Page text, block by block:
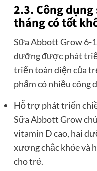
2.3. Công
tháng có tốt
Sữa Abbott Grow 6-
dưỡng được phát
triển toàn diện của
phẩm có nhiều công
Hỗ trợ phát triển
Sữa Abbott Grow
vitamin D cao, hai
xương chắc khỏe và
cho trẻ.